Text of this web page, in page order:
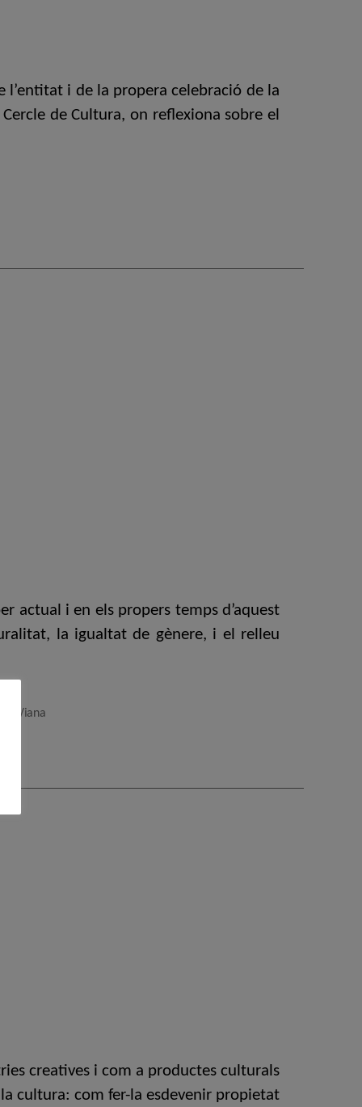
l’entitat i de la propera celebració de la
de Cultura, on reflexiona sobre el
actual i en els propers temps d’aquest
la igualtat de gènere, i el relleu
Viana
creatives i com a productes culturals
cultura: com fer-la esdevenir propietat